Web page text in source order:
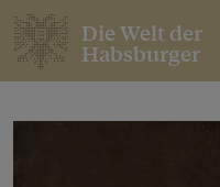
Die Welt der
Habsburger